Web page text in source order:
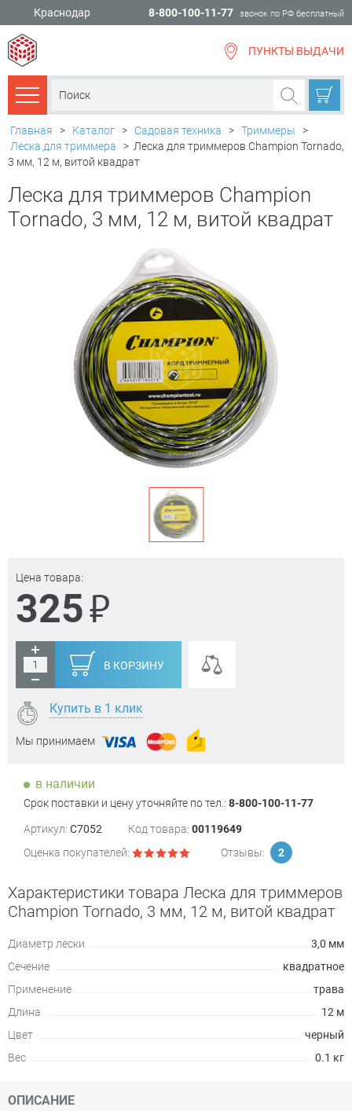
Краснодар 8-800-100-11-77 звонок по РФ бесплатный
ПУНКТЫ ВЫДАЧИ
Каталог товаров
Главная > Каталог > Садовая техника > Триммеры
>
Леска для триммера
> Леска для триммеров Champion Tornado,
3 мм, 12 м, витой квадрат
Леска для триммеров Champion
Tornado, 3 мм, 12 м, витой квадрат
Цена товара:
325₽
В КОРЗИНУ
Купить в 1 клик
Мы принимаем
в наличии
Срок поставки и цену уточняйте по тел.: 8-800-100-11-77
Артикул: C7052 Код товара: 00119649
Оценка покупателей:
Отзывы: 2
Характеристики товара Леска для триммеров
Champion Tornado, 3 мм, 12 м, витой квадрат
Диаметр лески
3,0 мм
Сечение
квадратное
Применение
трава
Длина
12 м
Цвет
черный
Вес
0.1 кг
ОПИСАНИЕ